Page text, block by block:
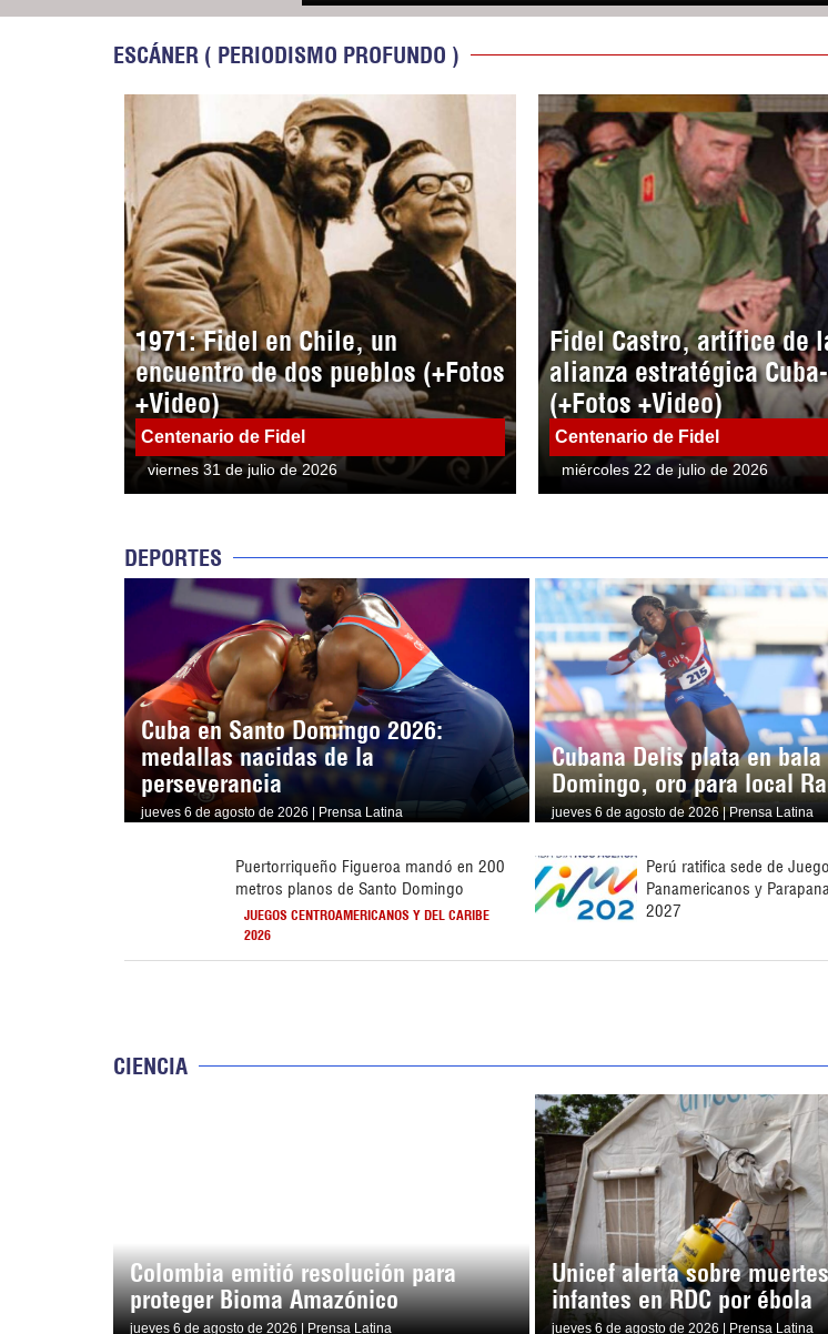
ESCÁNER ( PERIODISMO PROFUNDO )
1971: Fidel en Chile, un
encuentro de dos pueblos (+Fotos
+Video)
Centenario de Fidel
viernes 31 de julio de 2026
Fidel Castro, artífice de
alianza estratégica
(+Fotos +Video)
Centenario de Fidel
miércoles 22 de julio de 2026
DEPORTES
Cuba en Santo Domingo 2026:
medallas nacidas de la
perseverancia
jueves 6 de agosto de 2026 | Prensa Latina
Cubana Delis plata en bala
Domingo, oro para local
jueves 6 de agosto de 2026 | Prensa Latina
Puertorriqueño Figueroa mandó en 200
metros planos de Santo Domingo
JUEGOS CENTROAMERICANOS Y DEL CARIBE
2026
Perú ratifica sede de
Panamericanos y
2027
CIENCIA
Colombia emitió resolución para
proteger Bioma Amazónico
jueves 6 de agosto de 2026 | Prensa Latina
Unicef alerta sobre
infantes en RDC por ébola
jueves 6 de agosto de 2026 | Prensa Latina